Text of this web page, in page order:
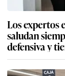
Los expertos
saludan
defensiva y